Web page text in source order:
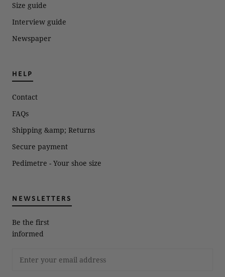
Size guide
Interview guide
Newspaper
HELP
Contact
FAQs
Shipping &amp; Returns
Secure payment
Pedimetre - Your shoe size
NEWSLETTERS
Be the first
informed